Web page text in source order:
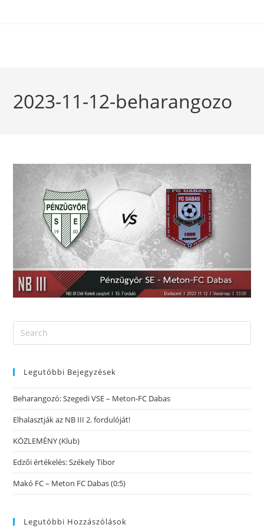
2023-11-12-beharangozo
Legutóbbi Bejegyzések
Beharangozó: Szegedi VSE – Meton-FC Dabas
Elhalasztják az NB III 2. fordulóját!
KÖZLEMÉNY (Klub)
Edzői értékelés: Székely Tibor
Makó FC – Meton FC Dabas (0:5)
Legutóbbi Hozzászólások